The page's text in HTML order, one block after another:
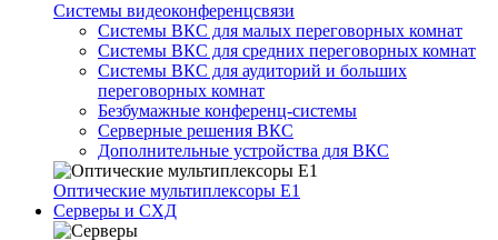
Системы видеоконференцсвязи
Системы ВКС для малых переговорных комнат
Системы ВКС для средних переговорных комнат
Системы ВКС для аудиторий и больших
переговорных комнат
Безбумажные конференц-системы
Серверные решения ВКС
Дополнительные устройства для ВКС
Оптические мультиплексоры Е1
Серверы и СХД